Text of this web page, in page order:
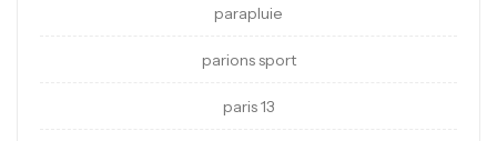
parapluie
parions sport
paris 13